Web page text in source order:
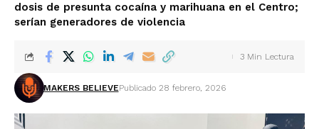
dosis de presunta cocaína y marihuana en el Centro;
serían generadores de violencia
MAKERS BELIEVEPublicado 28 febrero, 2026
3 Min Lectura